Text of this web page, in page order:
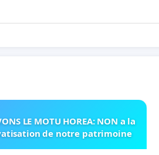
LE MOTU HOREA: NON a la
de notre patrimoine